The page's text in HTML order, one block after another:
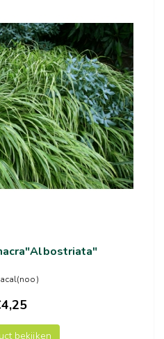
bekijken